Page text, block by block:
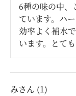
6種の味の中、
ています。ハ
効率よく補水
います。とても
み 1